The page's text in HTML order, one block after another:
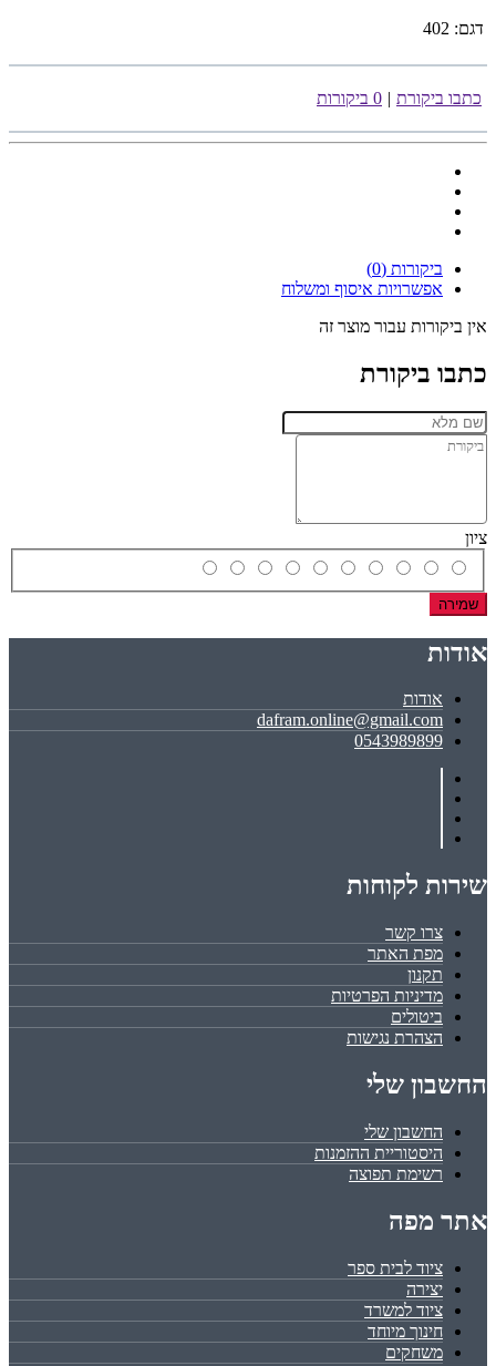
דגם: 402
כתבו ביקורת | 0 ביקורות
ביקורות (0)
אפשרויות איסוף ומשלוח
אין ביקורות עבור מוצר זה
כתבו ביקורת
ציון
שמירה
אודות
אודות
dafram.online@gmail.com
0543989899
שירות לקוחות
צרו קשר
מפת האתר
תקנון
מדיניות הפרטיות
ביטולים
הצהרת נגישות
החשבון שלי
החשבון שלי
היסטוריית ההזמנות
רשימת תפוצה
אתר מפה
ציוד לבית ספר
יצירה
ציוד למשרד
חינוך מיוחד
משחקים